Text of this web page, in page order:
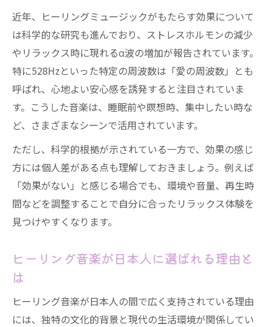
ヒーリング音楽で528Hzが注目される理由
528Hzヒーリングの科学的根拠と信ぴょう
性
528Hzヒーリングミュージックの安全性に
ついて
リラックス生活へ導くヒーリング活用法
ヒーリングミュージックを日常に取り入れ
る方法
ヒーリング音楽とリラックスの効果的な組
み合わせ
安全に楽しむヒーリングミュージックの選
ヒーリング活用でストレスフリーな生活を
ヒーリングミュージックの日本人向け活用
例
近年、ヒーリングミュージックがもたらす効果について
は科学的な研究も進んでおり、ストレスホルモンの減少
やリラックス時に現れるα波の増加が報告されています。
特に528Hzといった特定の周波数は「愛の周波数」とも
呼ばれ、心地よい安心感を誘発すると注目されていま
す。こうした音楽は、睡眠前や瞑想時、集中したい時な
ど、さまざまなシーンで活用されています。
ただし、科学的根拠が示されている一方で、効果の感じ
方には個人差がある点も理解しておきましょう。例えば
「効果がない」と感じる場合でも、環境や音量、再生時
間などを調整することで自分に合ったリラックス体験を
見つけやすくなります。
ヒーリング音楽が日本人に選ばれる理由と
は
ヒーリング音楽が日本人の間で広く支持されている理由
には、独特の文化的背景と現代の生活環境が関係してい